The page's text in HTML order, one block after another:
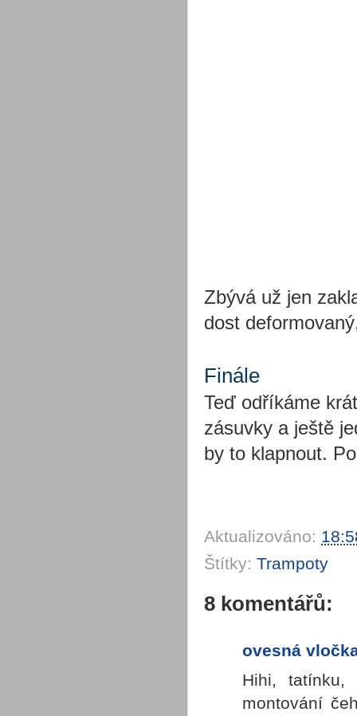
Zbývá už jen
dost
Finále
Teď odříkáme
zásuvky a ještě
by to klapnout.
Aktualizováno:
Štítky: Trampoty
8 komentářů:
ovesná
Hihi,
montování